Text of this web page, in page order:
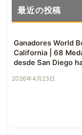
最近の投稿
Ganadores World
California | 68
desde San Diego
2026年4月23日